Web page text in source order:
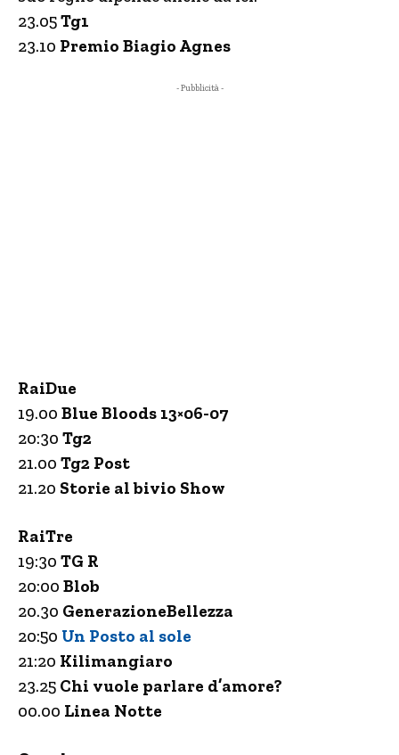
23.05Tg1
23.10 Premio Biagio Agnes
- Pubblicità -
RaiDue
19.00 Blue Bloods 13×06-07
20:30 Tg2
21.00 Tg2 Post
21.20 Storie al bivio Show
RaiTre
19:30 TG R
20:00 Blob
20.30 GenerazioneBellezza
20:50 Un Posto al sole
21:20 Kilimangiaro
23.25 Chi vuole parlare d’amore?
00.00 Linea Notte